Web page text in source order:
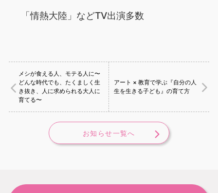
「情熱大陸」などTV出演多数
メシが食える人、モテる人に〜
どんな時代でも、たくましく生
き抜き、人に求められる大人に
育てる〜
アート × 教育で学ぶ『自分の人
生を生きる子ども』の育て方
お知らせ一覧へ